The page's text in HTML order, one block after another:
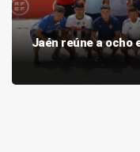
Jaén reúne a ocho